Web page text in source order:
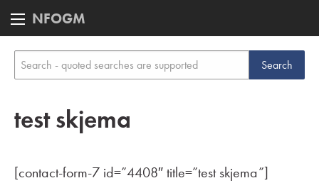
NFOGM
test skjema
[contact-form-7 id=”4408″ title=”test skjema”]